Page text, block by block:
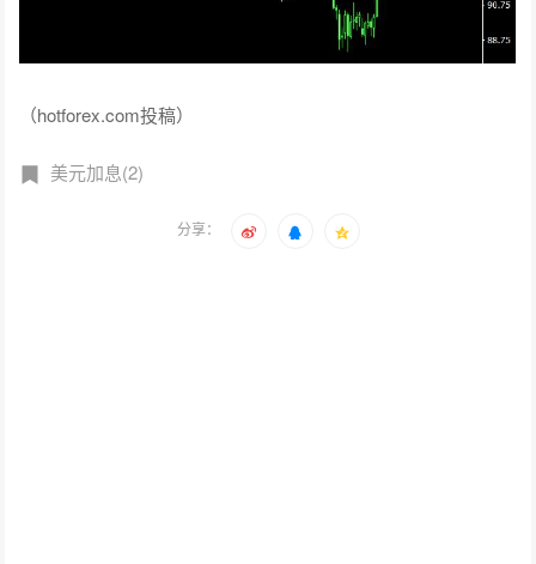
（hotforex.com投稿）
美元加息(2)
分享：